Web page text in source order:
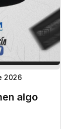
2026
algo